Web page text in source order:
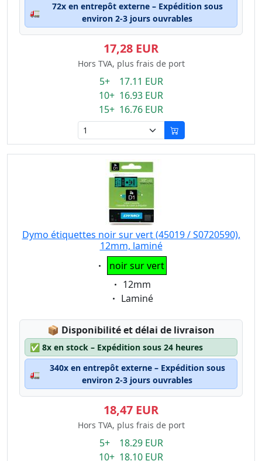
🚛
72x en entrepôt externe – Expédition sous
environ 2-3 jours ouvrables
17,28 EUR
Hors TVA, plus frais de port
5+ 17.11 EUR
10+ 16.93 EUR
15+ 16.76 EUR
Dymo étiquettes noir sur vert (45019 / S0720590),
12mm, laminé
Eigenschaft:
noir sur vert
Eigenschaft:
12mm
Eigenschaft:
Laminé
📦 Lagerstatus:
Disponibilité et délai de livraison
✅ 8x en stock – Expédition sous 24 heures
🚛
340x en entrepôt externe – Expédition sous
environ 2-3 jours ouvrables
18,47 EUR
Hors TVA, plus frais de port
5+ 18.29 EUR
10+ 18.10 EUR